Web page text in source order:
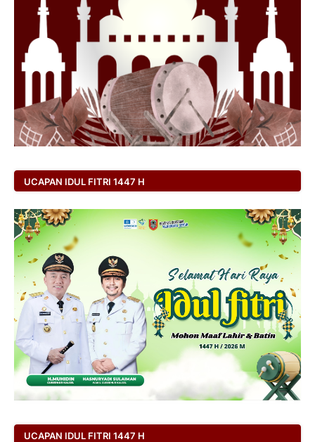
UCAPAN IDUL FITRI 1447 H
UCAPAN IDUL FITRI 1447 H